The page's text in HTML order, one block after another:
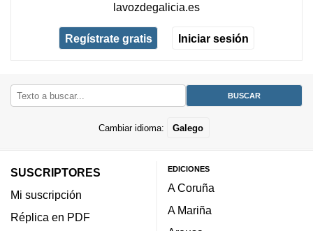
lavozdegalicia.es
Regístrate gratis Iniciar sesión
Cambiar idioma: Galego
SUSCRIPTORES
Mi suscripción
Réplica en PDF
EDICIONES
A Coruña
A Mariña